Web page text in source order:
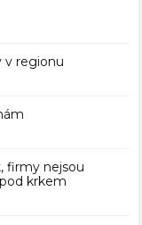
v regionu
firmy nejsou
krkem